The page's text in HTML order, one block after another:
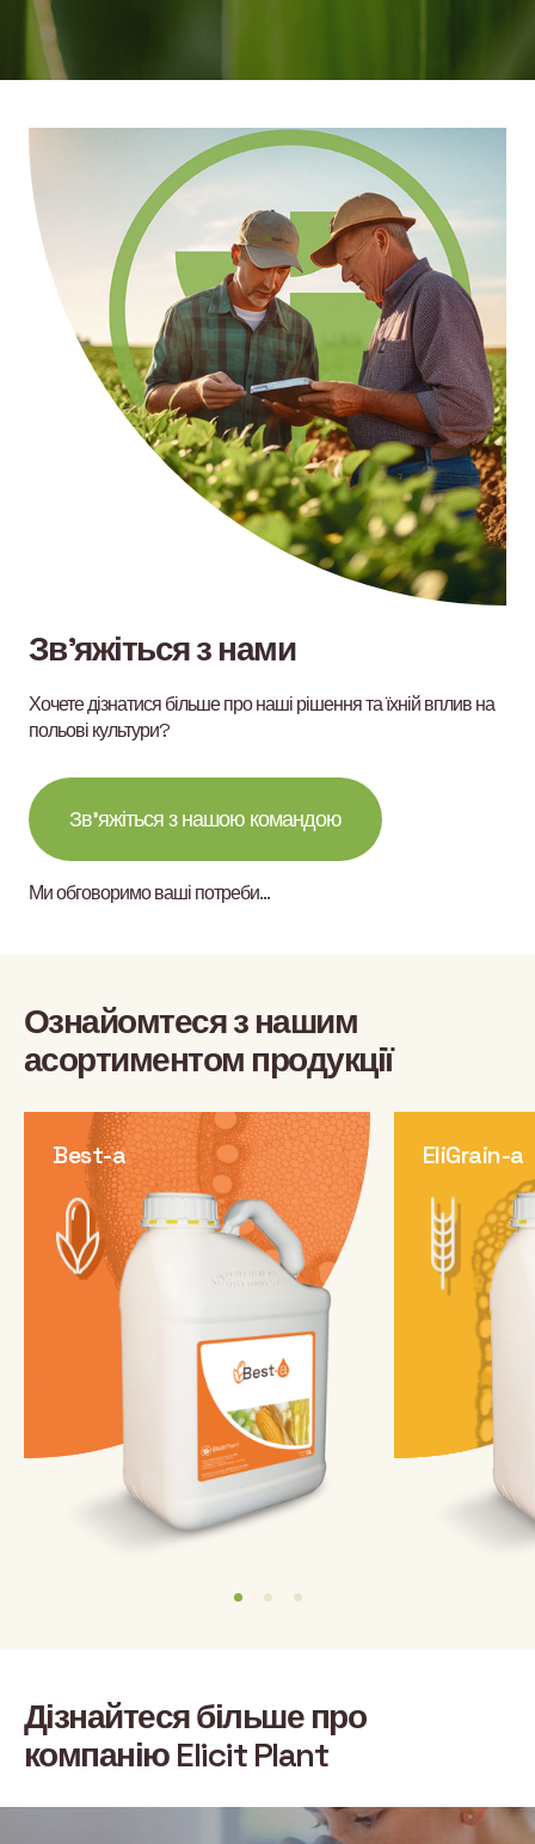
Зв’яжіться з нами
Хочете дізнатися більше про наші рішення та їхній вплив на
польові культури?
Зв’яжіться з нашою командою
Ми обговоримо ваші потреби…
Ознайомтеся з нашим
асортиментом продукції
Best-a EliGrain-a
Дізнайтеся більше про
компанію Elicit Plant